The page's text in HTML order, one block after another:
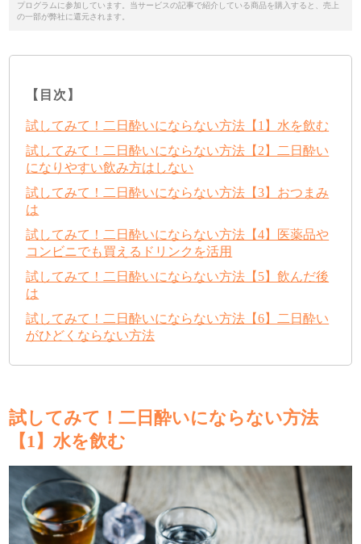
プログラムに参加しています。当サービスの記事で紹介している商品を購入すると、売上
の一部が弊社に還元されます。
【目次】
試してみて！二日酔いにならない方法【1】水を飲む
試してみて！二日酔いにならない方法【2】二日酔い
になりやすい飲み方はしない
試してみて！二日酔いにならない方法【3】おつまみ
は
試してみて！二日酔いにならない方法【4】医薬品や
コンビニでも買えるドリンクを活用
試してみて！二日酔いにならない方法【5】飲んだ後
は
試してみて！二日酔いにならない方法【6】二日酔い
がひどくならない方法
試してみて！二日酔いにならない方法
【1】水を飲む